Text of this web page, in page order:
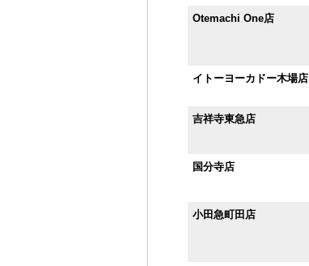
Otemachi One店
イトーヨーカドー木場店
吉祥寺東急店
国分寺店
小田急町田店